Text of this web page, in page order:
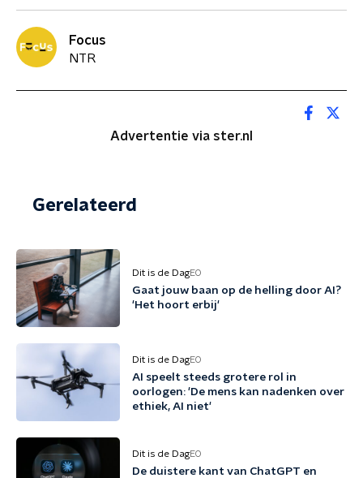
Focus
NTR
Advertentie via ster.nl
Gerelateerd
Dit is de DagEO
Gaat jouw baan op de helling door AI?
'Het hoort erbij'
Dit is de DagEO
AI speelt steeds grotere rol in
oorlogen: 'De mens kan nadenken over
ethiek, AI niet'
Dit is de DagEO
De duistere kant van ChatGPT en